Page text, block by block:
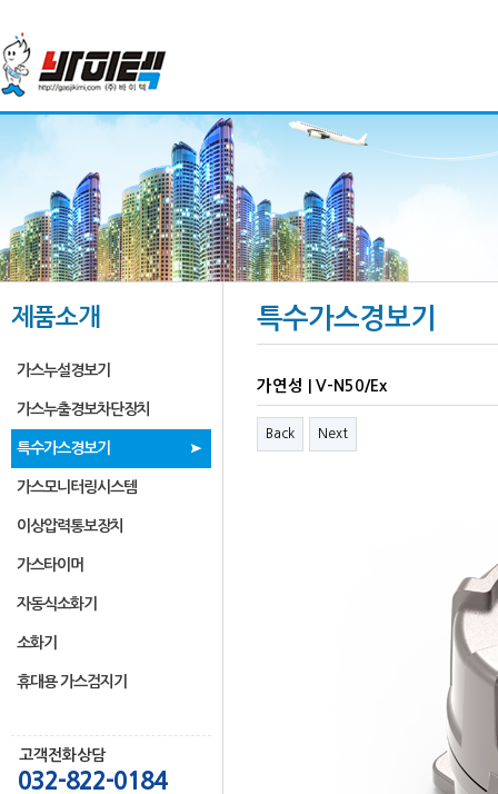
제품소개
가스누설경보기
가스누출경보차단장치
특수가스경보기
가스모니터링시스템
이상압력통보장치
가스타이머
자동식소화기
소화기
휴대용 가스검지기
고객전화상담
032-822-0184
특수가스경보기
가연성 | V-N50/Ex
Back Next